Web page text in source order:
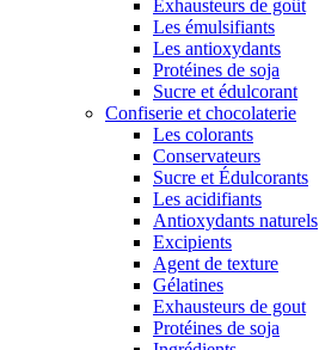
Exhausteurs de goût
Les émulsifiants
Les antioxydants
Protéines de soja
Sucre et édulcorant
Confiserie et chocolaterie
Les colorants
Conservateurs
Sucre et Édulcorants
Les acidifiants
Antioxydants naturels
Excipients
Agent de texture
Gélatines
Exhausteurs de gout
Protéines de soja